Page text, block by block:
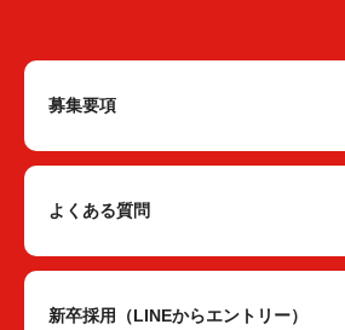
募集要項
よくある質問
新卒採用（LINEからエントリー）